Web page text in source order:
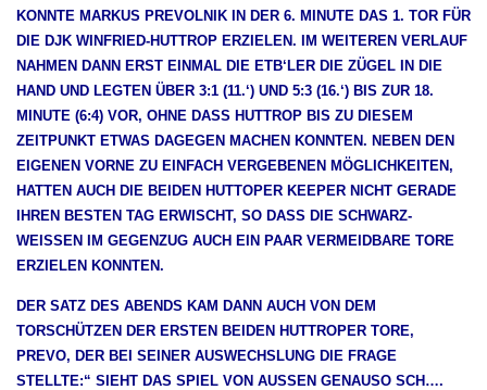
KONNTE MARKUS PREVOLNIK IN DER 6. MINUTE DAS 1. TOR FÜR
DIE DJK WINFRIED-HUTTROP ERZIELEN. IM WEITEREN VERLAUF
NAHMEN DANN ERST EINMAL DIE ETB‘LER DIE ZÜGEL IN DIE
HAND UND LEGTEN ÜBER 3:1 (11.‘) UND 5:3 (16.‘) BIS ZUR 18.
MINUTE (6:4) VOR, OHNE DASS HUTTROP BIS ZU DIESEM
ZEITPUNKT ETWAS DAGEGEN MACHEN KONNTEN. NEBEN DEN
EIGENEN VORNE ZU EINFACH VERGEBENEN MÖGLICHKEITEN,
HATTEN AUCH DIE BEIDEN HUTTOPER KEEPER NICHT GERADE
IHREN BESTEN TAG ERWISCHT, SO DASS DIE SCHWARZ-
WEISSEN IM GEGENZUG AUCH EIN PAAR VERMEIDBARE TORE E
RZIELEN KONNTEN.
DER SATZ DES ABENDS KAM DANN AUCH VON DEM
TORSCHÜTZEN DER ERSTEN BEIDEN HUTTROPER TORE,
PREVO, DER BEI SEINER AUSWECHSLUNG DIE FRAGE
STELLTE:“ SIEHT DAS SPIEL VON AUSSEN GENAUSO SCH…. A